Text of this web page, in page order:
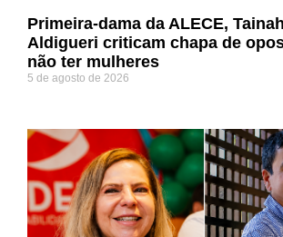
Primeira-dama da ALECE,
Aldigueri criticam chapa de
não ter mulheres
5 de agosto de 2026